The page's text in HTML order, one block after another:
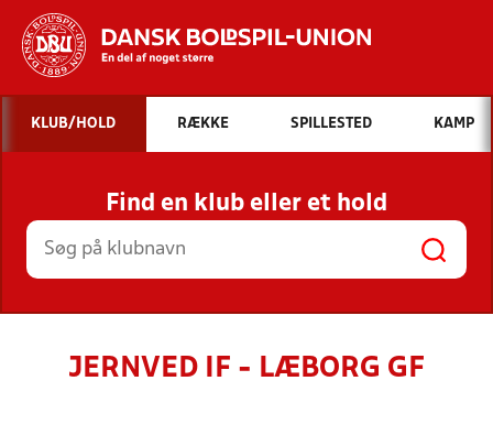
Hvad vil du søge efter?
INDHOLD OG NYHEDER
STILLINGER, RESULTATER, KLUBBER OG
HOLD
KLUB/HOLD RÆKKE SPILLESTED KAMP
Find en klub eller et hold
JERNVED IF - LÆBORG GF